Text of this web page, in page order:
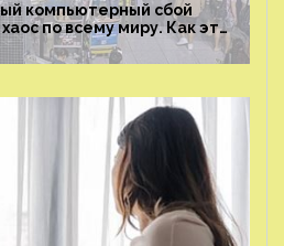
компьютерный сбой
по всему миру. Как это